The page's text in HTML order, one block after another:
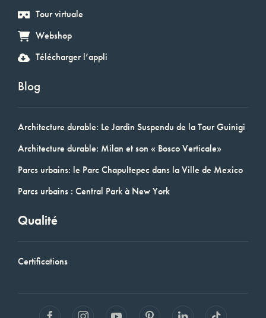
Tour virtuale
Webshop
Télécharger l’appli
Blog
Architecture durable: Le Jardin Suspendu de la Tour Guinigi
Architecture durable: Milan et son « Bosco Verticale»
Parcs urbains: le Parc Chapultepec dans la Ville de Mexico
Parcs urbains : Central Park à New York
Qualité
Certifications